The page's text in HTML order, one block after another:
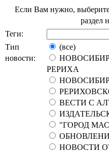
Если Вам нужно,
раздел
Теги:
Тип
новости:
(все)
РЕРИХА
ВЕСТИ С
"ГОРОД
НОВОСТИ